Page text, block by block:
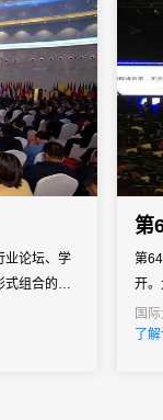
业论坛、学
式组合的综
第
第
开
际
国
国
了